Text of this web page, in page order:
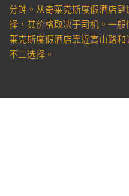
分钟。从奇莱克斯度假酒店
择，其价格取决于司机。一
莱克斯度假酒店靠近高山路
不二选择。